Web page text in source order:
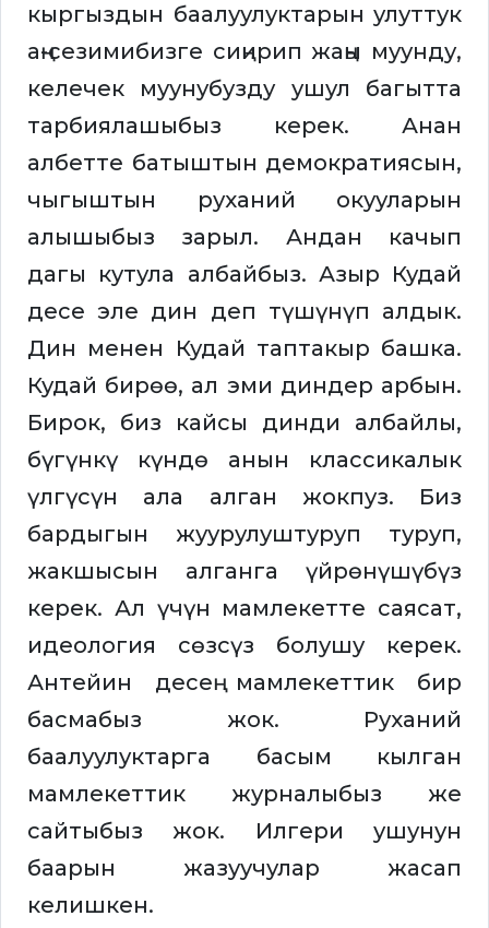
кыргыздын баалуулуктарын улуттук
аң-сезимибизге сиңирип жаңы муунду,
келечек муунубузду ушул багытта
тарбиялашыбыз керек. Анан
албетте батыштын демократиясын,
чыгыштын руханий окууларын
алышыбыз зарыл. Андан качып
дагы кутула албайбыз. Азыр Кудай
десе эле дин деп түшүнүп алдык.
Дин менен Кудай таптакыр башка.
Кудай бирөө, ал эми диндер арбын.
Бирок, биз кайсы динди албайлы,
бүгүнкү күндө анын классикалык
үлгүсүн ала алган жокпуз. Биз
бардыгын жуурулуштуруп туруп,
жакшысын алганга үйрөнүшүбүз
керек. Ал үчүн мамлекетте саясат,
идеология сөзсүз болушу керек.
Антейин десең мамлекеттик бир
басмабыз жок. Руханий
баалуулуктарга басым кылган
мамлекеттик журналыбыз же
сайтыбыз жок. Илгери ушунун
баарын жазуучулар жасап
келишкен.